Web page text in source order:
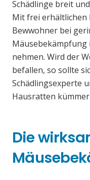
Schädlinge breit
Mit frei erhältlichen
Bewwohner bei
Mäusebekämpfung
nehmen. Wird der
befallen, so sollte
Schädlingsexperte
Hausratten
Die